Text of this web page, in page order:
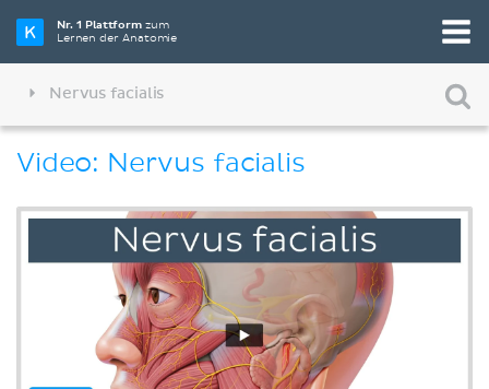
Nr. 1 Plattformzum
Lernen der Anatomie
Nervus facialis
Video: Nervus facialis